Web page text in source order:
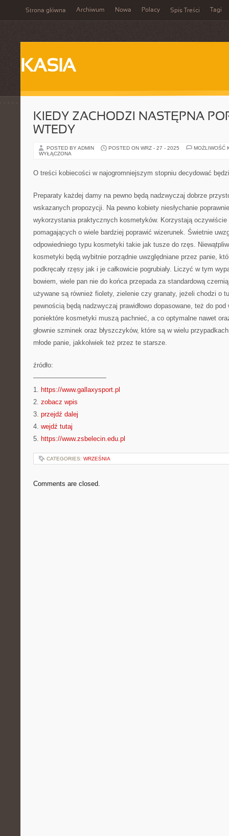
Strona główna Archiwum Nowa Polacy Spis Treści Tagi
KASIA
KIEDY ZACHODZI NASTĘPNA
WTEDY
POSTED BY ADMIN POSTED ON WRZ - 27 - 2025
MOŻLIWOŚĆ
WYŁĄCZONA
O treści kobiecości w najogromniejszym stopniu decydować
Preparaty każdej damy na pewno będą nadzwyczaj dobrze
wskazanych propozycji. Na pewno kobiety niesłychanie
wykorzystania praktycznych kosmetyków. Korzystają
pomagających o wiele bardziej poprawić wizerunek. Świetnie
odpowiedniego typu kosmetyki takie jak tusze do rzęs.
kosmetyki będą wybitnie porządnie uwzględniane przez panie,
podkręcały rzęsy jak i je całkowicie pogrubiały. Liczyć w tym
bowiem, wiele pan nie do końca przepada za standardową
używane są również fiolety, zielenie czy granaty, jeżeli chodzi o
pewnością będą nadzwyczaj prawidłowo dopasowane, też do
poniektóre kosmetyki muszą pachnieć, a co optymalne nawet
głownie szminek oraz błyszczyków, które są w wielu
młode panie, jakkolwiek też przez te starsze.
źródło:
———————————
1. https://www.gallaxysport.pl
2. zobacz wpis
3. przejdź dalej
4. wejdź tutaj
5. https://www.zsbelecin.edu.pl
CATEGORIES: WRZEŚNIA
Comments are closed.